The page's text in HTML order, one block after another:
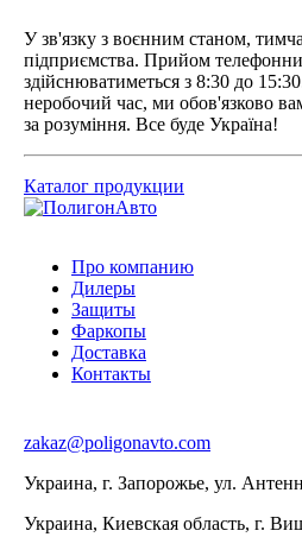
У зв'язку з воєнним станом,
підприємства. Прийом
здійснюватиметься з 8:30 до
неробочий час, ми обов'язково
за розуміння. Все буде Україна!
Каталог продукции
Про компанию
Дилеры
Защиты
Фаркопы
Доставка
Контакты
zakaz@poligonavto.com
Украина, г. Запорожье, ул.
Украина, Киевская область, г.